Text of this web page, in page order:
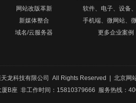
网站改版革新
新媒体整合
域名/云服务器
软件、电子、设备
手机端、微网站、
更多企业案例
龙科技有限公司 All Rights Reserved | 北京网
厦B座 非工作时间：15810379666 服务热线：